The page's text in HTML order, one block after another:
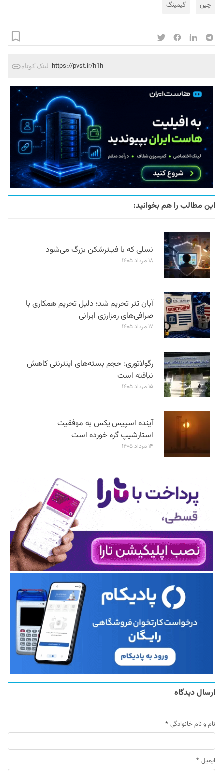
چین گیمینگ
لینک کوتاه https://pvst.ir/h1h
این مطالب را هم بخوانید:
نسلی که با فیلترشکن بزرگ می‌شود
۱۸ مرداد ۱۴۰۵
آبان تتر تحریم شد؛ دلیل تحریم همکاری با
صرافی‌های رمزارزی ایرانی
۱۷ مرداد ۱۴۰۵
رگولاتوری: حجم بسته‌های اینترنتی کاهش
نیافته است
۱۵ مرداد ۱۴۰۵
آینده اسپیس‌ایکس به موفقیت
استارشیپ گره خورده است
۱۴ مرداد ۱۴۰۵
ارسال دیدگاه
نام و نام خانوادگی *
ایمیل *